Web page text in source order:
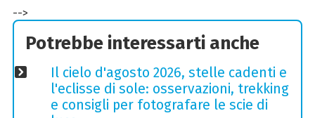
-->
Potrebbe interessarti anche
Il cielo d'agosto 2026, stelle cadenti e
l'eclisse di sole: osservazioni, trekking
e consigli per fotografare le scie di